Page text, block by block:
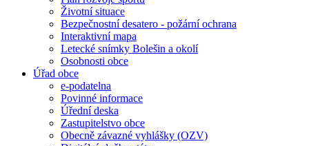
Životní situace
Bezpečnostní desatero - požární ochrana
Interaktivní mapa
Letecké snímky Bolešin a okolí
Osobnosti obce
Úřad obce
e-podatelna
Povinné informace
Úřední deska
Zastupitelstvo obce
Obecně závazné vyhlášky (OZV)